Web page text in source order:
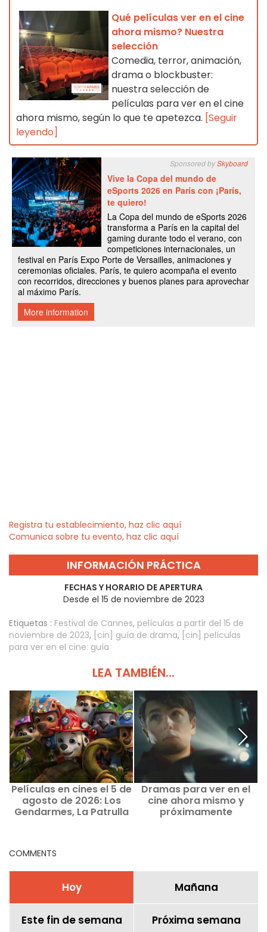
Qué películas ver en el cine
ahora mismo? Nuestra
selección
Comedia, terror, animación,
drama o blockbuster:
nuestra selección de
películas para ver en el cine
ahora mismo, según lo que te apetezca. [Seguir
leyendo]
Registra tu establecimiento, haz clic aquí
Comunica sobre tu evento, haz clic aquí
INFORMACIÓN PRÁCTICA
FECHAS Y HORARIO DE APERTURA
Desde el 15 de noviembre de 2023
Etiquetas : Festival de Cannes, películas a partir del 15 de
noviembre de 2023, [cin] guía de drama, [cin] películas
para ver en el cine: guía
LEA TAMBIÉN...
Películas en cines el 5 de
agosto de 2026: Los
Gendarmes, La Patrulla
Dramas para ver en el
cine ahora mismo y
próximamente
COMMENTS
Hoy Mañana
Este fin de semana Próxima semana